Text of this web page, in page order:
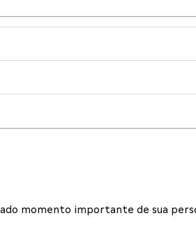
momento importante de sua